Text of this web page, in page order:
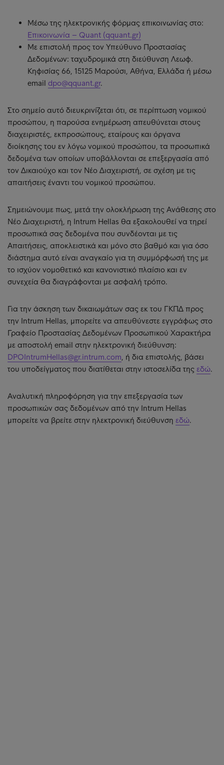
Μέσω της ηλεκτρονικής φόρμας επικοινωνίας στο:
Επικοινωνία – Quant (qquant.gr)
Με επιστολή προς τον Υπεύθυνο Προστασίας
Δεδομένων: ταχυδρομικά στη διεύθυνση Λεωφ.
Κηφισίας 66, 15125 Μαρούσι, Αθήνα, Ελλάδα ή μέσω
email dpo@qquant.gr.
Στο σημείο αυτό διευκρινίζεται ότι, σε περίπτωση νομικού
προσώπου, η παρούσα ενημέρωση απευθύνεται στους
διαχειριστές, εκπροσώπους, εταίρους και όργανα
διοίκησης του εν λόγω νομικού προσώπου, τα προσωπικά
δεδομένα των οποίων υποβάλλονται σε επεξεργασία από
τον Δικαιούχο και τον Νέο Διαχειριστή, σε σχέση με τις
απαιτήσεις έναντι του νομικού προσώπου.
Σημειώνουμε πως, μετά την ολοκλήρωση της Ανάθεσης στο
Νέο Διαχειριστή, η Intrum Hellas θα εξακολουθεί να τηρεί
προσωπικά σας δεδομένα που συνδέονται με τις
Απαιτήσεις, αποκλειστικά και μόνο στο βαθμό και για όσο
διάστημα αυτό είναι αναγκαίο για τη συμμόρφωσή της με
το ισχύον νομοθετικό και κανονιστικό πλαίσιο και εν
συνεχεία θα διαγράφονται με ασφαλή τρόπο.
Για την άσκηση των δικαιωμάτων σας εκ του ΓΚΠΔ προς
την Intrum Hellas, μπορείτε να απευθύνεστε εγγράφως στο
Γραφείο Προστασίας Δεδομένων Προσωπικού Χαρακτήρα
με αποστολή email στην ηλεκτρονική διεύθυνση:
DPΟIntrumHellas@gr.intrum.com, ή δια επιστολής, βάσει
του υποδείγματος που διατίθεται στην ιστοσελίδα της εδώ.
Αναλυτική πληροφόρηση για την επεξεργασία των
προσωπικών σας δεδομένων από την Intrum Hellas
μπορείτε να βρείτε στην ηλεκτρονική διεύθυνση εδώ.